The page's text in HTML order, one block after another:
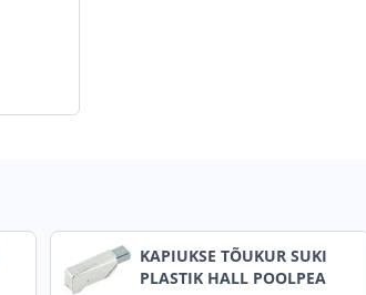
KAPIUKSE TÕUKUR SUKI
PLASTIK HALL POOLPEA